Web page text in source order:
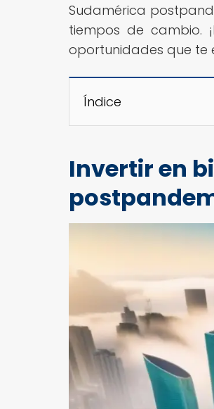
Sudamérica
tiempos de cambio.
oportunidades que te
Índice
Invertir en